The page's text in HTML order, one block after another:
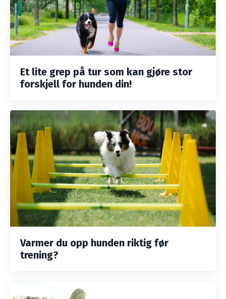
Et lite grep på tur som kan gjøre stor
forskjell for hunden din!
Varmer du opp hunden riktig før
trening?